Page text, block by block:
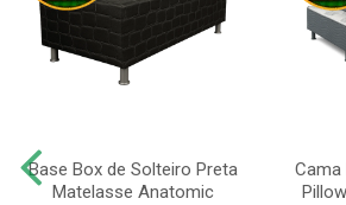
Base Box de Solteiro Preta
Matelasse Anatomic